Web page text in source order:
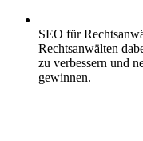
SEO für
Rechtsanwälten
zu verbessern und
gewinnen.